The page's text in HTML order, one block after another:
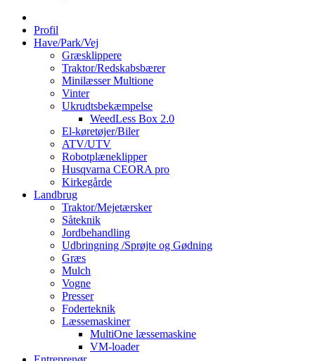
Profil
Have/Park/Vej
Græsklippere
Traktor/Redskabsbærer
Minilæsser Multione
Vinter
Ukrudtsbekæmpelse
WeedLess Box 2.0
El-køretøjer/Biler
ATV/UTV
Robotplæneklipper
Husqvarna CEORA pro
Kirkegårde
Landbrug
Traktor/Mejetærsker
Såteknik
Jordbehandling
Udbringning /Sprøjte og Gødning
Græs
Mulch
Vogne
Presser
Foderteknik
Læssemaskiner
MultiOne læssemaskine
VM-loader